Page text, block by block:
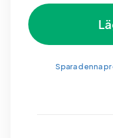
Spara denna